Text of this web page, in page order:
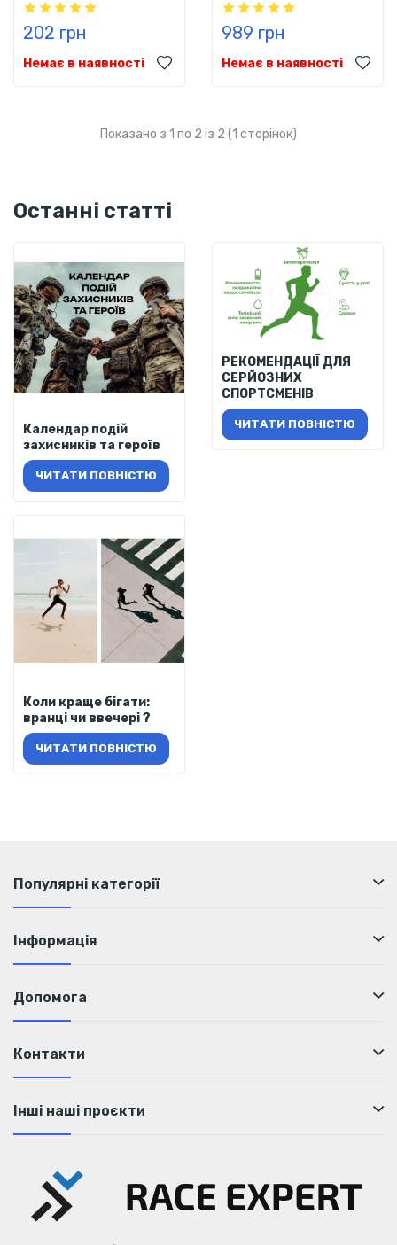
202 грн
Немає в наявності
989 грн
Немає в наявності
Показано з 1 по 2 із 2 (1 сторінок)
Останні статті
Календар подій
захисників та героїв
ЧИТАТИ ПОВНІСТЮ
РЕКОМЕНДАЦІЇ ДЛЯ
СЕРЙОЗНИХ
СПОРТСМЕНІВ
ЧИТАТИ ПОВНІСТЮ
Коли краще бігати:
вранці чи ввечері ?
ЧИТАТИ ПОВНІСТЮ
Популярні категорії
Інформація
Допомога
Контакти
Інші наші проєкти